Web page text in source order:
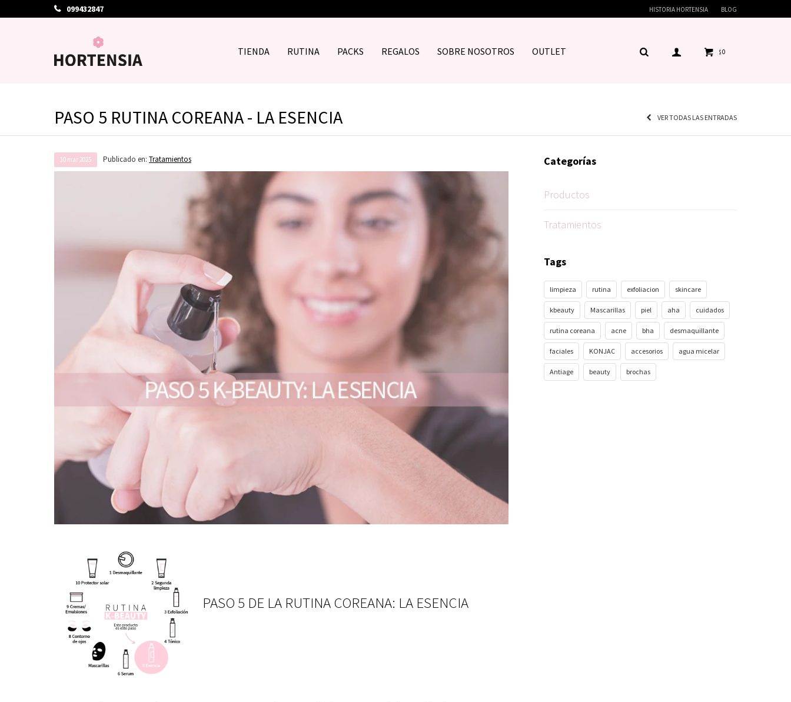
TIENDA RUTINA PACKS REGALOS SOBRE NOSOTROS OUTLET $0
099432847 HISTORIA HORTENSIA BLOG
PASO 5 RUTINA COREANA - LA ESENCIA VER TODAS LAS ENTRADAS
10 mar 2025 Publicado en: Tratamientos
PASO 5 DE LA RUTINA COREANA: LA ESENCIA
Categorías
Productos
Tratamientos
Tags
limpieza rutina exfoliacion skincare
kbeauty Mascarillas piel aha cuidados
rutina coreana acne bha desmaquillante
faciales KONJAC accesorios agua micelar
Antiage beauty brochas